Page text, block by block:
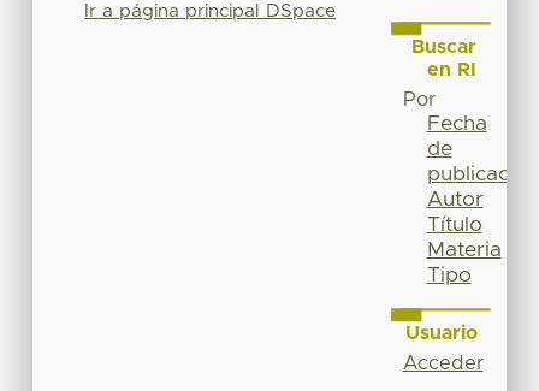
Ir a página principal DSpace
Buscar
en RI
Por
Fecha
de
publicación
Autor
Título
Materia
Tipo
Usuario
Acceder